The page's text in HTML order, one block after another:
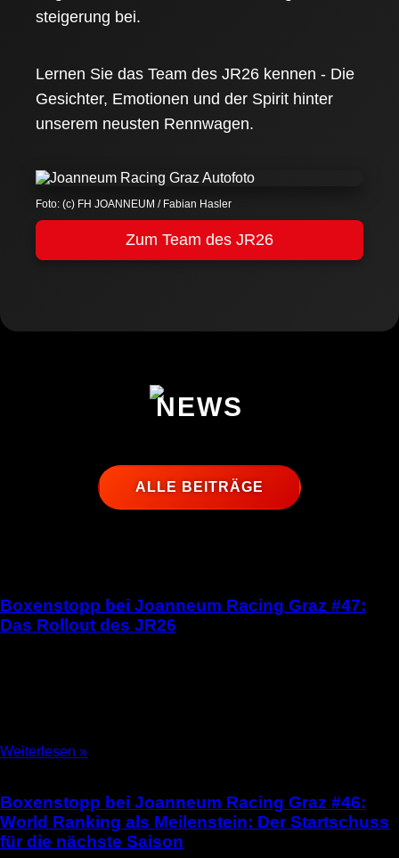
steigerung bei.
Lernen Sie das Team des JR26 kennen - Die
Gesichter, Emotionen und der Spirit hinter
unserem neusten Rennwagen.
Foto: (c) FH JOANNEUM / Fabian Hasler
Zum Team des JR26
NEWS
ALLE BEITRÄGE
Boxenstopp bei Joanneum Racing Graz #47:
Das Rollout des JR26
Weiterlesen »
Boxenstopp bei Joanneum Racing Graz #46:
World Ranking als Meilenstein: Der Startschuss
für die nächste Saison